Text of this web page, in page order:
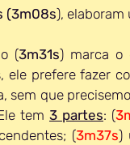
(3m08s), elaboram
(3m31s) marca o
ele prefere fazer
sem que
tem 3 partes: (
(3m37s)